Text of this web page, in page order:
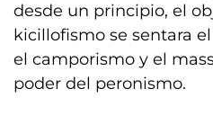
desde un principio, el
kicillofismo se sentara
el camporismo y el
poder del peronismo.